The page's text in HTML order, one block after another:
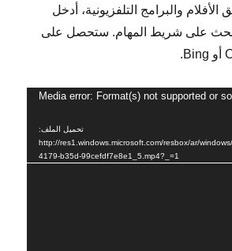
والبرامج التلفزيونية، أدخل
على شريط المهام. ستحصل على
Media error: Format(s) not supported or
تحميل الملف:
http://res1.windows.microsoft.com/resbox/ar/
4179-b35d-99cefdf7e8e1_5.mp4?_=1